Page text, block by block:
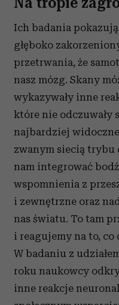
Ich badania
głęboko
przetrwania, że
nasz mózg. Skany
wykazywały inne
które nie odczuwały
najbardziej
zwanym siecią trybu
nam integrować
wspomnienia z
i zewnętrzne oraz
nas światu. To tam
i reagujemy na to, co
W badaniu z
roku naukowcy
inne reakcje